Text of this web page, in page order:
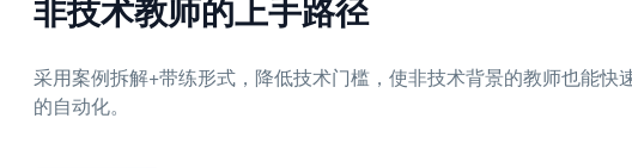
非技术教师的上手路径
采用案例拆解+带练形式，降低技术门槛，使非技术背景的教师也能
的自动化。